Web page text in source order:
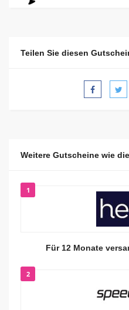
Teilen Sie diesen
Weitere Gutscheine wie
1
Für 12 Monate
2